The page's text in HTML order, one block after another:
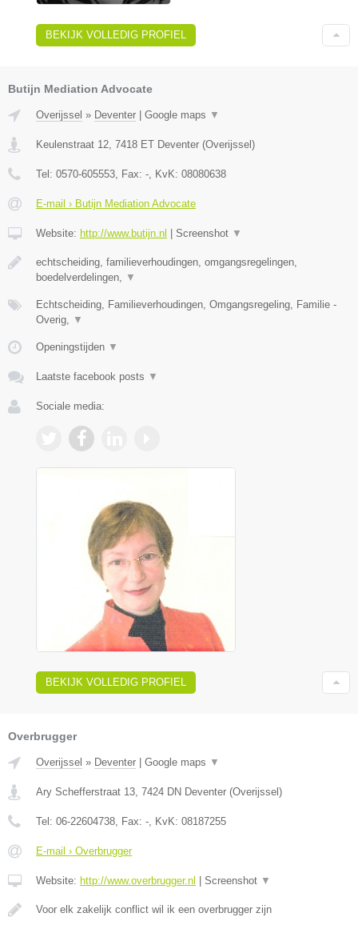
BEKIJK VOLLEDIG PROFIEL
Butijn Mediation Advocate
Overijssel » Deventer Google maps ▼
Keulenstraat 12, 7418 ET Deventer (Overijssel )
Tel: 0570-605553, Fax: -, KvK: 08080638
E-mail › Butijn Mediation Advocate
Website: http://www.butijn.nl Screenshot ▼
echtscheiding, familieverhoudingen, omgangsregelingen,
boedelverdelingen, ▼
Echtscheiding, Familieverhoudingen, Omgangsregeling, Familie -
Overig, ▼
Openingstijden ▼
Laatste facebook posts ▼
Sociale media:
BEKIJK VOLLEDIG PROFIEL
Overbrugger
Overijssel » Deventer Google maps ▼
Ary Schefferstraat 13, 7424 DN Deventer (Overijssel )
Tel: 06-22604738, Fax: -, KvK: 08187255
E-mail › Overbrugger
Website: http://www.overbrugger.nl Screenshot ▼
Voor elk zakelijk conflict wil ik een overbrugger zijn